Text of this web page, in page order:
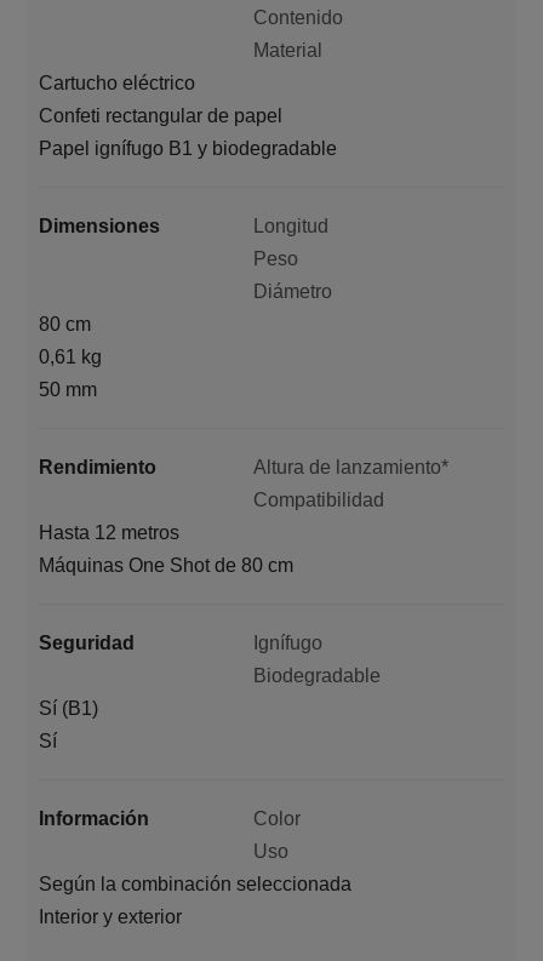
Contenido
Material
Cartucho eléctrico
Confeti rectangular de papel
Papel ignífugo B1 y biodegradable
Dimensiones
Longitud
Peso
Diámetro
80 cm
0,61 kg
50 mm
Rendimiento
Altura de lanzamiento*
Compatibilidad
Hasta 12 metros
Máquinas One Shot de 80 cm
Seguridad
Ignífugo
Biodegradable
Sí (B1)
Sí
Información
Color
Uso
Según la combinación seleccionada
Interior y exterior